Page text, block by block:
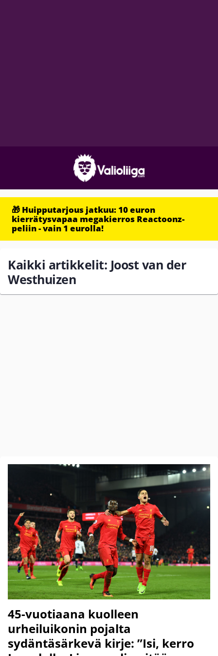
🎁 Huipputarjous jatkuu: 10 euron
kierrätysvapaa megakierros Reactoonz-
peliin - vain 1 eurolla!
Kaikki artikkelit: Joost van der
Westhuizen
45-vuotiaana kuolleen
urheiluikonin pojalta
sydäntäsärkevä kirje: ”Isi, kerro